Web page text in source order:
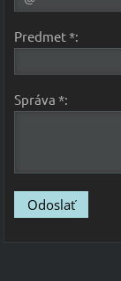
Predmet *:
Správa *: